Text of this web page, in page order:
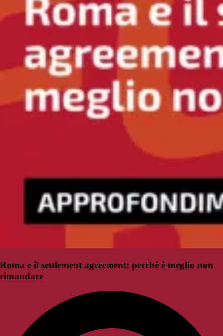
Roma e il settlement agreement: perché è meglio non
rimandare